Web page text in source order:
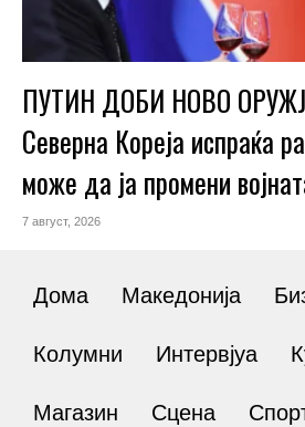
ПУТИН ДОБИ НОВО
Северна Кореја испраќа
може да ја промени
7 август, 2026
Дома Македонија
Колумни Интервјуа
Магазин Сцена